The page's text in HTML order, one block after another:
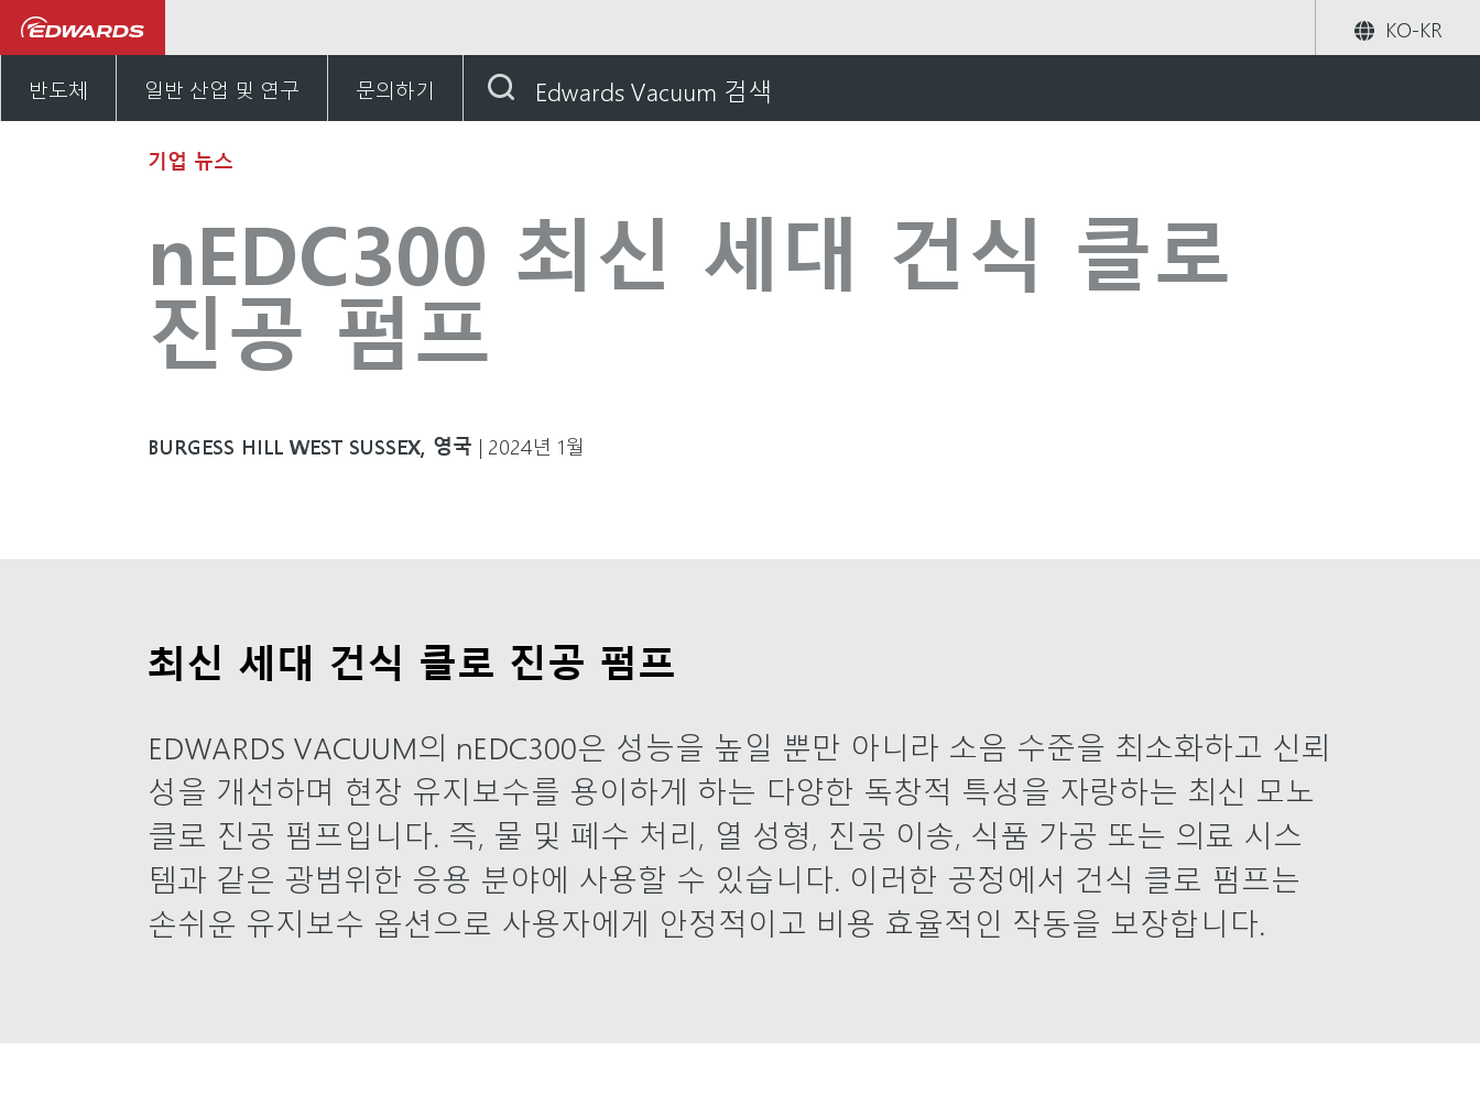
KO-KR
반도체 일반 산업 및 연구 문의하기 Edwards Vacuum 검색
기업 뉴스
nEDC300 최신 세대 건식 클로
진공 펌프
BURGESS HILL WEST SUSSEX, 영국 | 2024년 1월
최신 세대 건식 클로 진공 펌프
EDWARDS VACUUM의 nEDC300은 성능을 높일 뿐만 아니라 소음 수준을 최소화하고 신뢰
성을 개선하며 현장 유지보수를 용이하게 하는 다양한 독창적 특성을 자랑하는 최신 모노
클로 진공 펌프입니다. 즉, 물 및 폐수 처리, 열 성형, 진공 이송, 식품 가공 또는 의료 시스
템과 같은 광범위한 응용 분야에 사용할 수 있습니다. 이러한 공정에서 건식 클로 펌프는
손쉬운 유지보수 옵션으로 사용자에게 안정적이고 비용 효율적인 작동을 보장합니다.